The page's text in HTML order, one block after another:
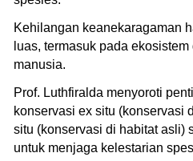
Kehilangan keanekaragaman
luas, termasuk pada
manusia.
Prof. Luthfiralda menyoroti
konservasi ex situ (konservasi
situ (konservasi di habitat asli)
untuk menjaga kelestarian